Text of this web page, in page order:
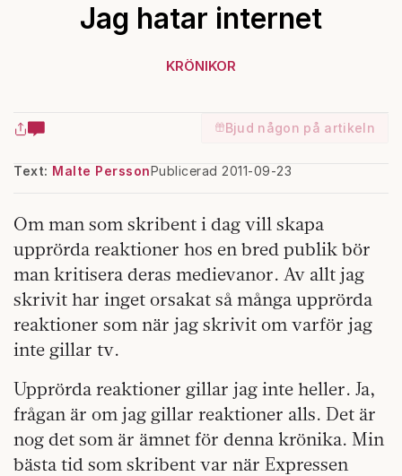
Jag hatar internet
KRÖNIKOR
Bjud någon på artikeln
Text: Malte PerssonPublicerad 2011-09-23
Om man som skribent i dag vill skapa
upprörda reaktioner hos en bred publik bör
man kritisera deras medievanor. Av allt jag
skrivit har inget orsakat så många upprörda
reaktioner som när jag skrivit om varför jag
inte gillar tv.
Upprörda reaktioner gillar jag inte heller. Ja,
frågan är om jag gillar reaktioner alls. Det är
nog det som är ämnet för denna krönika. Min
bästa tid som skribent var när Expressen